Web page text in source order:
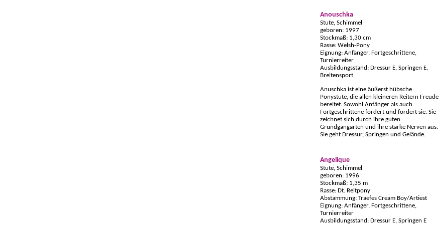
Anouschka
Stute, Schimmel
geboren: 1997
Stockmaß: 1,30 cm
Rasse: Welsh-Pony
Eignung: Anfänger, Fortgeschrittene,
Turnierreiter
Ausbildungsstand: Dressur E, Springen E,
Breitensport
Anuschka ist eine äußerst hübsche
Ponystute, die allen kleineren Reitern Freude
bereitet. Sowohl Anfänger als auch
Fortgeschrittene fördert und fordert sie. Sie
zeichnet sich durch ihre guten
Grundgangarten und ihre starke Nerven aus.
Sie geht Dressur, Springen und Gelände.
Angelique
Stute, Schimmel
geboren: 1996
Stockmaß: 1,35 m
Rasse: Dt. Reitpony
Abstammung: Traefes Cream Boy/Artiest
Eignung: Anfänger, Fortgeschrittene,
Turnierreiter
Ausbildungsstand: Dressur E, Springen E